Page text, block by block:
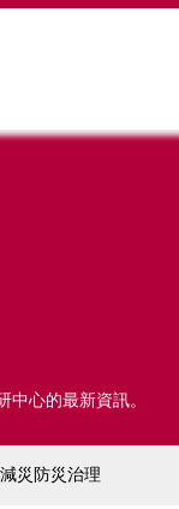
中心的最新資訊。
災防災治理